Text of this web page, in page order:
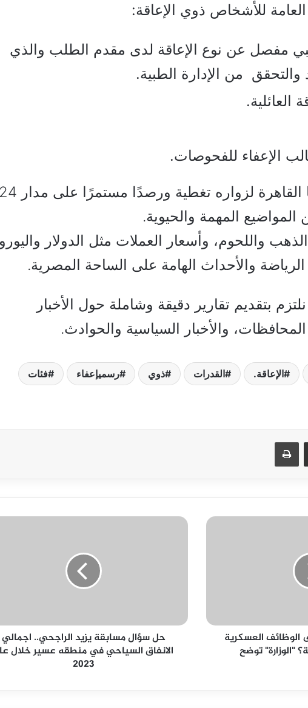
للأشخاص ذوي الإعاقة:
مفصل عن نوع الإعاقة لدى مقدم الطلب والذي
والتحقق من الإدارة الطبية.
العائلية.
الإعفاء للفحوصات.
يقدم لكم موقع هنا القاهرة لزواره تغطية ورصدًا مستمرًا على مدار 24
المهمة والحيوية.
واللحوم، وأسعار العملات مثل الدولار
الرياضة والأحداث الهامة على الساحة المصرية.
بتقديم تقارير دقيقة وشاملة حول الأخبار
المحافظات، والأخبار السياسية والحوادث.
الإعاقة. القدرات ذوي رسميإعفاء فئات
مشاركة عبر البريد طباعة
الوظائف العسكرية
حل
في
عسير
حل سؤال مسابقة يزيد الراجحي.. اجمالي
الانفاق السياحي في منطقه عسير خلال
2023